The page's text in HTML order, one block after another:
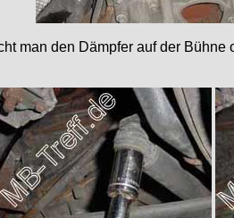
man den Dämpfer auf der